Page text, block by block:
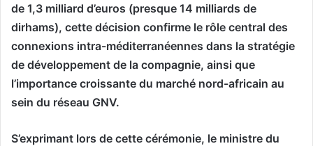
de 1,3 milliard d’euros (presque 14 milliards de
dirhams), cette décision confirme le rôle central des
connexions intra-méditerranéennes dans la stratégie
de développement de la compagnie, ainsi que
l’importance croissante du marché nord-africain au
sein du réseau GNV.
S’exprimant lors de cette cérémonie, le ministre du